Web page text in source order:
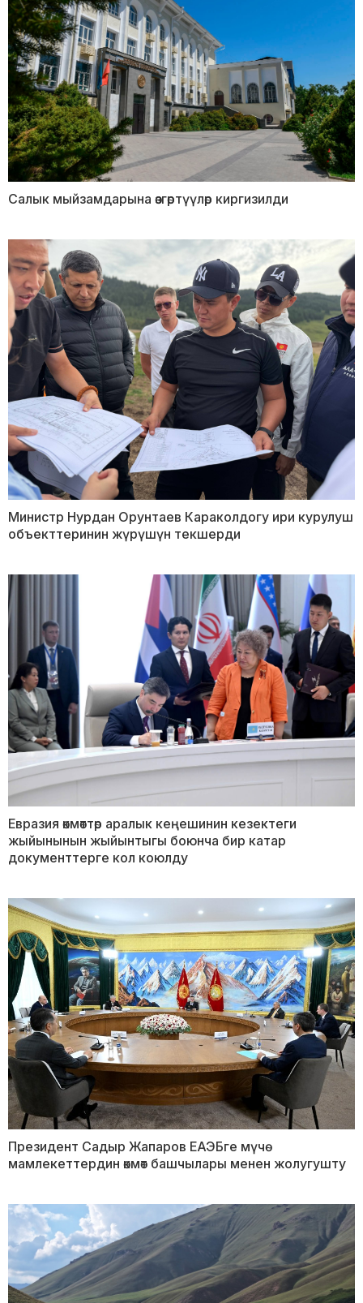
Салык мыйзамдарына өзгөртүүлөр киргизилди
Министр Нурдан Орунтаев Караколдогу ири курулуш
объекттеринин жүрүшүн текшерди
Евразия өкмөттөр аралык кеңешинин кезектеги
жыйынынын жыйынтыгы боюнча бир катар
документтерге кол коюлду
Президент Садыр Жапаров ЕАЭБге мүчө
мамлекеттердин өкмөт башчылары менен жолугушту